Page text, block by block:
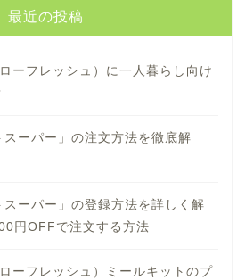
最近の投稿
ーフレッシュ）に一人暮らし向け
スーパー」の注文方法を徹底解
スーパー」の登録方法を詳しく解
円OFFで注文する方法
ーフレッシュ）ミールキットのプ